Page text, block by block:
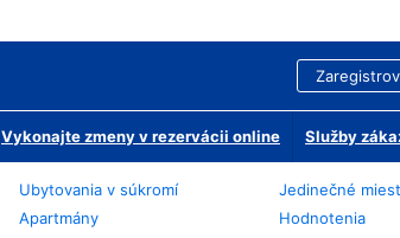
Vykonajte zmeny v rezervácii online Služby
Ubytovania v súkromí
Apartmány
Jedinečné
Hodnotenia